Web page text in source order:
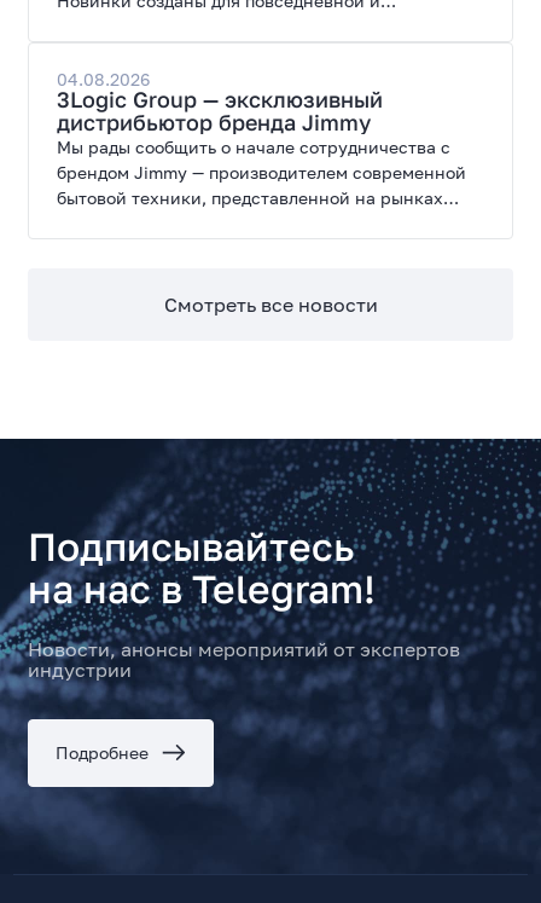
широкие возможности модернизации.
04.08.2026
3Logic Group — эксклюзивный
дистрибьютор бренда Jimmy
Мы рады сообщить о начале сотрудничества с
брендом Jimmy — производителем современной
бытовой техники, представленной на рынках
Смотреть все новости
Подписывайтесь
на нас в Telegram!
Новости, анонсы мероприятий от экспертов
индустрии
Подробнее